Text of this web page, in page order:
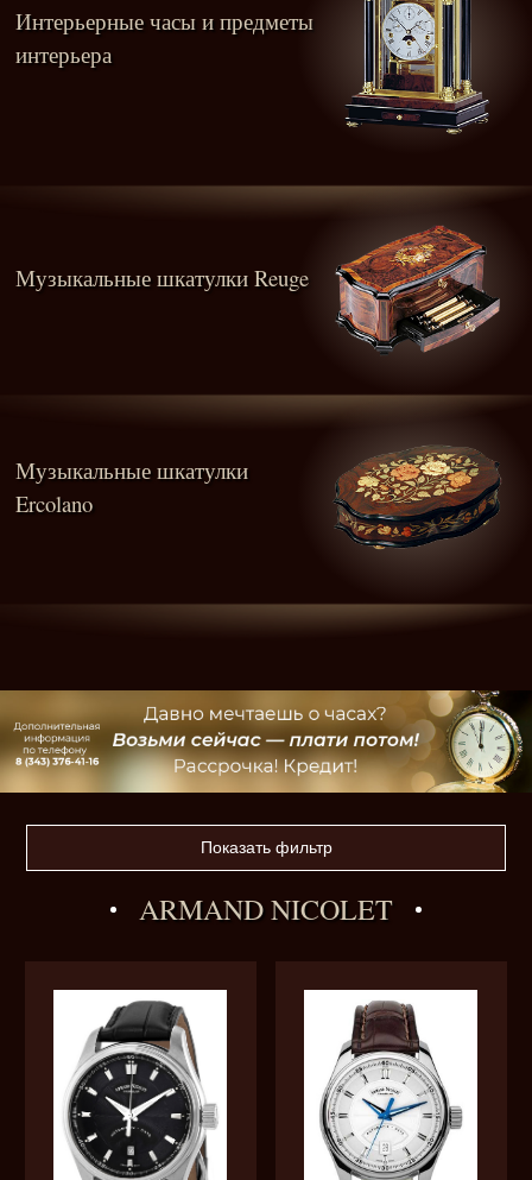
Интерьерные часы и предметы
интерьера
Музыкальные шкатулки Reuge
Музыкальные шкатулки
Ercolano
Показать фильтр
ARMAND NICOLET